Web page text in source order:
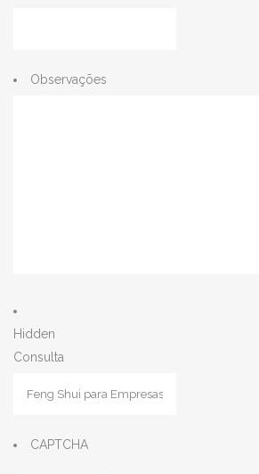
Observações
Hidden
Consulta
CAPTCHA